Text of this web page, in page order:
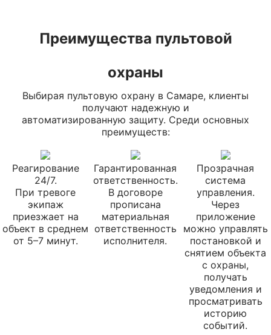
Преимущества пультовой
охраны
Выбирая пультовую охрану в Самаре, клиенты
получают надежную и
автоматизированную защиту. Среди основных
преимуществ:
Реагирование
24/7.
При тревоге
экипаж
приезжает на
объект в среднем
от 5–7 минут.
Гарантированная
ответственность.
В договоре
прописана
материальная
ответственность
исполнителя.
Прозрачная
система
управления.
Через
приложение
можно управлять
постановкой и
снятием объекта
с охраны,
получать
уведомления и
просматривать
историю
событий.